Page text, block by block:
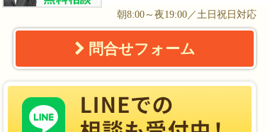
朝8:00～夜19:00／土日祝日対応
問合せフォーム